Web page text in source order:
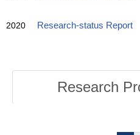
2020 Research-status Report
Research